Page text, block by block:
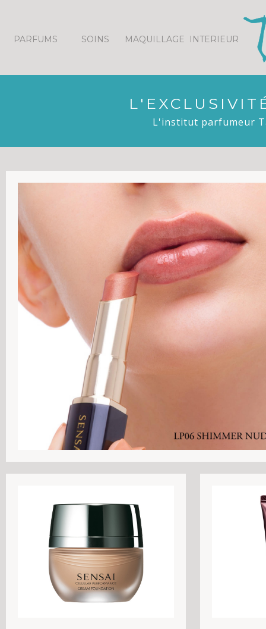
PARFUMS SOINS MAQUILLAGE INTERIEUR
L'institut parfumeur